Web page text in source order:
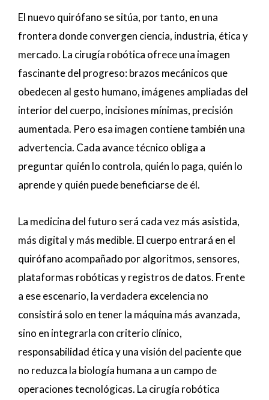
El nuevo quirófano se sitúa, por tanto, en una
frontera donde convergen ciencia, industria, ética y
mercado. La cirugía robótica ofrece una imagen
fascinante del progreso: brazos mecánicos que
obedecen al gesto humano, imágenes ampliadas del
interior del cuerpo, incisiones mínimas, precisión
aumentada. Pero esa imagen contiene también una
advertencia. Cada avance técnico obliga a
preguntar quién lo controla, quién lo paga, quién lo
aprende y quién puede beneficiarse de él.
La medicina del futuro será cada vez más asistida,
más digital y más medible. El cuerpo entrará en el
quirófano acompañado por algoritmos, sensores,
plataformas robóticas y registros de datos. Frente
a ese escenario, la verdadera excelencia no
consistirá solo en tener la máquina más avanzada,
sino en integrarla con criterio clínico,
responsabilidad ética y una visión del paciente que
no reduzca la biología humana a un campo de
operaciones tecnológicas. La cirugía robótica